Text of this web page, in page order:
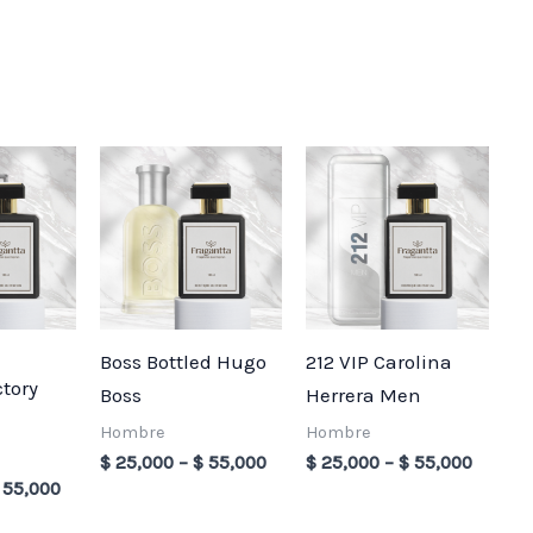
Price
$ 25,000
through
$ 55,000
Boss Bottled Hugo
Boss
Hombre
$ 25,000 – $ 55,000
Price
$ 25,000
through
$ 55,000
212 VIP Carolina
Herrera Men
Hombre
$ 25,000 – $ 55,000
Price
$
$